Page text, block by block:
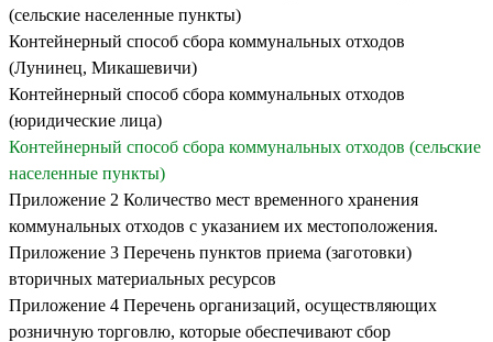
(сельские населенные пункты)
Контейнерный способ сбора коммунальных отходов
(Лунинец, Микашевичи)
Контейнерный способ сбора коммунальных отходов
(юридические лица)
Контейнерный способ сбора коммунальных отходов (сельские
населенные пункты)
Приложение 2 Количество мест временного хранения
коммунальных отходов с указанием их местоположения.
Приложение 3 Перечень пунктов приема (заготовки)
вторичных материальных ресурсов
Приложение 4 Перечень организаций, осуществляющих
розничную торговлю, которые обеспечивают сбор